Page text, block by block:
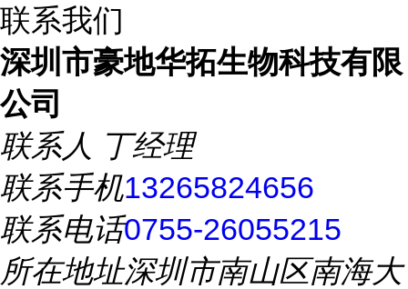
联系我们
深圳市豪地华拓生物科技有限
公司
联系人 丁经理
联系手机13265824656
联系电话0755-26055215
所在地址深圳市南山区南海大